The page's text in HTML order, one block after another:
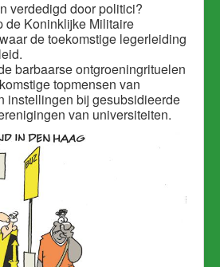
verdedigd door politici?
de Koninklijke Militaire
de toekomstige legerleiding
barbaarse ontgroeningrituelen
topmensen van
instellingen bij gesubsidieerde
van universiteiten.